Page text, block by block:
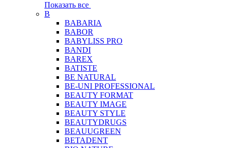
Показать все
B
BABARIA
BABOR
BABYLISS PRO
BANDI
BAREX
BATISTE
BE NATURAL
BE-UNI PROFESSIONAL
BEAUTY FORMAT
BEAUTY IMAGE
BEAUTY STYLE
BEAUTYDRUGS
BEAUUGREEN
BETADENT